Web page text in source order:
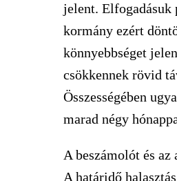
jelent. Elfogadásuk
kormány ezért
könnyebbséget
csökkennek rövid
Összességében
marad négy
A beszámolót és
A határidő